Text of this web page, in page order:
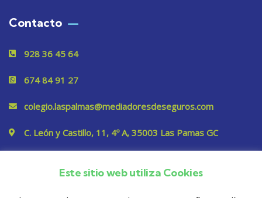
Contacto
928 36 45 64
674 84 91 27
colegio.laspalmas@mediadoresdeseguros.com
C. León y Castillo, 11, 4º A, 35003 Las Pamas GC
PrivacidadEste sitio web utiliza Cookies